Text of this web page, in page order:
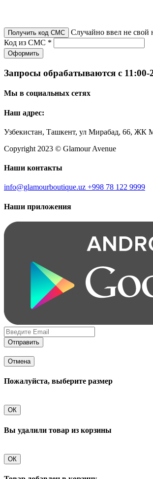
Получить код СМС
Случайно ввел не свой
Код из СМС *
Оформить
Запросы обрабатываются с
Мы в социальных сетях
Наш адрес:
Узбекистан, Ташкент, ул Мирабад, 66, ЖК
Copyright 2023 © Glamour Avenue
Наши контакты
info@glamourboutique.uz +998 78 122 9999
Наши приложения
Отправить
Отмена
Пожалуйста, выберите размер
ОК
Вы удалили товар из корзины
ОК